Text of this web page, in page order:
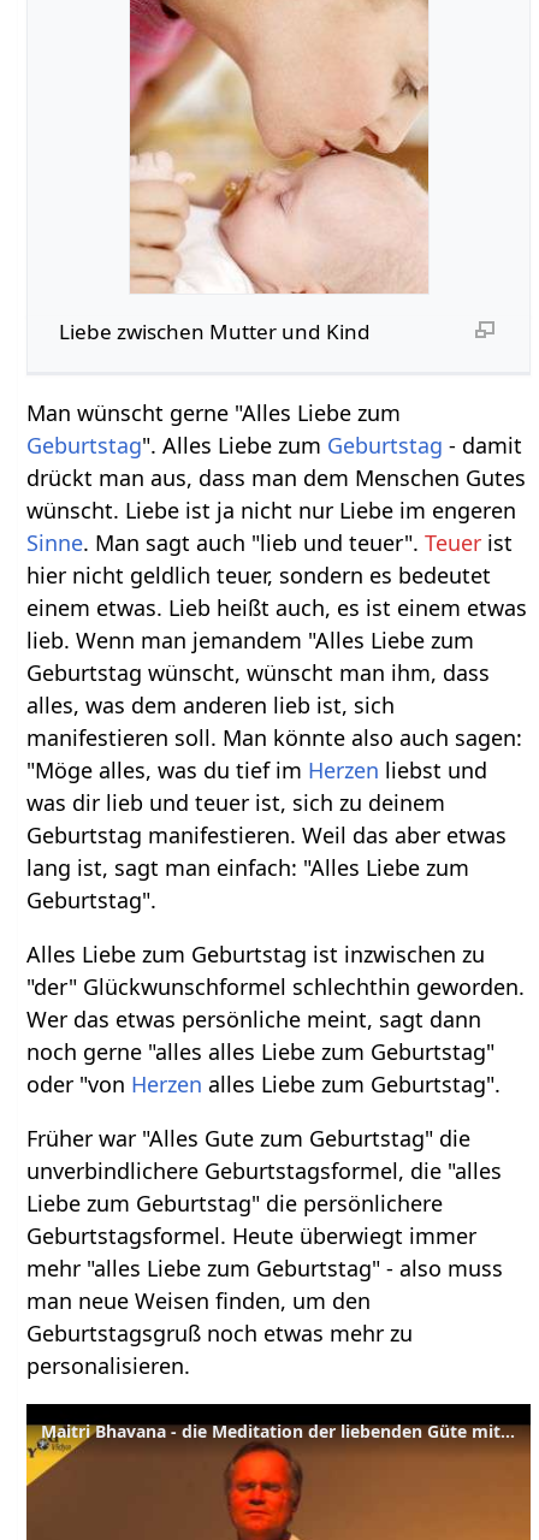
Liebe zwischen Mutter und Kind
Man wünscht gerne "Alles Liebe zum
Geburtstag". Alles Liebe zum Geburtstag - damit
drückt man aus, dass man dem Menschen Gutes
wünscht. Liebe ist ja nicht nur Liebe im engeren
Sinne. Man sagt auch "lieb und teuer".Teuer ist
hier nicht geldlich teuer, sondern es bedeutet
einem etwas. Lieb heißt auch, es ist einem etwas
lieb. Wenn man jemandem "Alles Liebe zum
Geburtstag wünscht, wünscht man ihm, dass
alles, was dem anderen lieb ist, sich
manifestieren soll. Man könnte also auch sagen:
"Möge alles, was du tief im Herzen liebst und
was dir lieb und teuer ist, sich zu deinem
Geburtstag manifestieren. Weil das aber etwas
lang ist, sagt man einfach: "Alles Liebe zum
Geburtstag".
Alles Liebe zum Geburtstag ist inzwischen zu
"der" Glückwunschformel schlechthin geworden.
Wer das etwas persönliche meint, sagt dann
noch gerne "alles alles Liebe zum Geburtstag"
oder "von Herzen alles Liebe zum Geburtstag".
Früher war "Alles Gute zum Geburtstag" die
unverbindlichere Geburtstagsformel, die "alles
Liebe zum Geburtstag" die persönlichere
Geburtstagsformel. Heute überwiegt immer
mehr "alles Liebe zum Geburtstag" - also muss
man neue Weisen finden, um den
Geburtstagsgruß noch etwas mehr zu
personalisieren.
Maitri Bhavana - die Meditation der liebenden Güte mit Sukadev